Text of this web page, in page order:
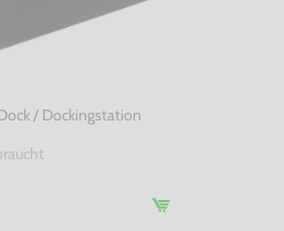
/ Dockingstation